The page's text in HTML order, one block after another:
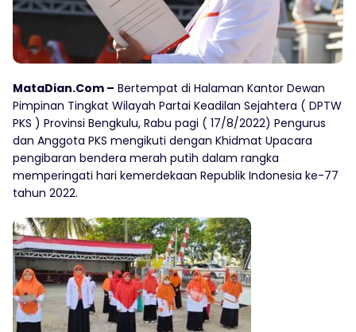
MataDian.Com – Bertempat di Halaman Kantor Dewan
Pimpinan Tingkat Wilayah Partai Keadilan Sejahtera ( DPTW
PKS ) Provinsi Bengkulu, Rabu pagi ( 17/8/2022) Pengurus
dan Anggota PKS mengikuti dengan Khidmat Upacara
pengibaran bendera merah putih dalam rangka
memperingati hari kemerdekaan Republik Indonesia ke-77
tahun 2022.